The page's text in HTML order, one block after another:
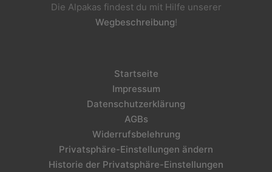
Die Alpakas findest du mit Hilfe unserer
Wegbeschreibung!
Startseite
Impressum
Datenschutzerklärung
AGBs
Widerrufsbelehrung
Privatsphäre-Einstellungen ändern
Historie der Privatsphäre-Einstellungen